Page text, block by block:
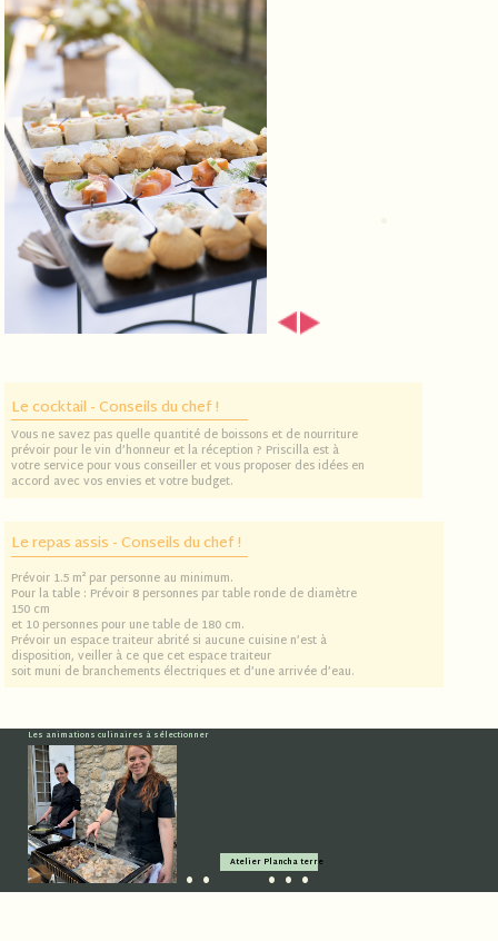
Le cocktail - Conseils du chef !
Vous ne savez pas quelle quantité de boissons et de nourriture
prévoir pour le vin d’honneur et la réception ? Priscilla est à
votre service pour vous conseiller et vous proposer des idées en
accord avec vos envies et votre budget.
Prévoir 1.5 m² par personne au minimum.
Pour la table : Prévoir 8 personnes par table ronde de diamètre
150 cm
et 10 personnes pour une table de 180 cm.
Prévoir un espace traiteur abrité si aucune cuisine n’est à
disposition, veiller à ce que cet espace traiteur
soit muni de branchements électriques et d’une arrivée d’eau.
Le repas assis - Conseils du chef !
Atelier Plancha terre
Les animations culinaires à sélectionner